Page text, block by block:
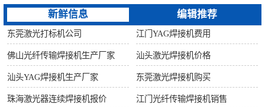
新鲜信息 编辑推荐
东莞激光打标机公司 江门YAG焊接机费用
佛山光纤传输焊接机生产厂家 汕头激光焊接机价格
汕头YAG焊接机生产厂家 东莞激光焊接机购买
珠海激光器连续焊接机报价 江门光纤传输焊接机销售